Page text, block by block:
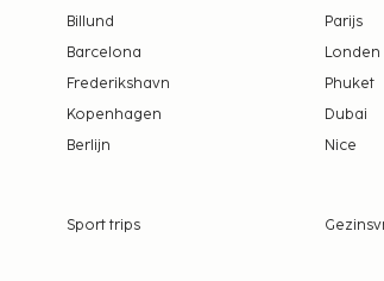
Billund Parijs
Barcelona
Londen
Frederikshavn
Phuket
Kopenhagen
Dubai
Berlijn
Nice
Sport trips